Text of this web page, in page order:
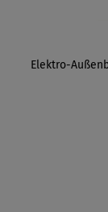
Elektro-